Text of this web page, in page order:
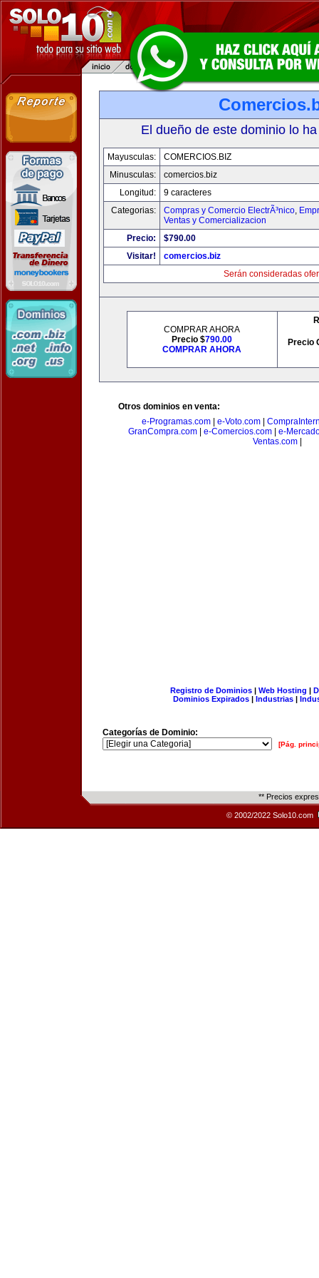
El dueño de este dominio lo
Mayusculas:
COMERCIOS.BIZ
Minusculas:
comercios.biz
Longitud:
9 caracteres
Categorias:
Compras y Comercio ElectrÃ³nico,
Ventas y Comercializacion
Precio:
$790.00
Visitar!
comercios.biz
Serán consideradas
COMPRAR AHORA
Precio $790.00
COMPRAR AHORA
Precio
Otros dominios en venta:
e-Programas.com
e-Voto.com
GranCompra.com
e-Comercios.com
e-
Ventas.com|
Registro de Dominios| Web Hosting |
Dominios Expirados | Industrias |
Categorías de Dominio:
[Pág.
** Precios
© 2002/2022 Solo10.com